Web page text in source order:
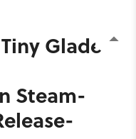
Glade
Steam-